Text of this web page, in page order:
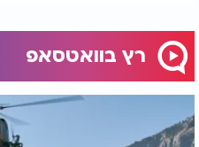
רץ בוואטסאפ